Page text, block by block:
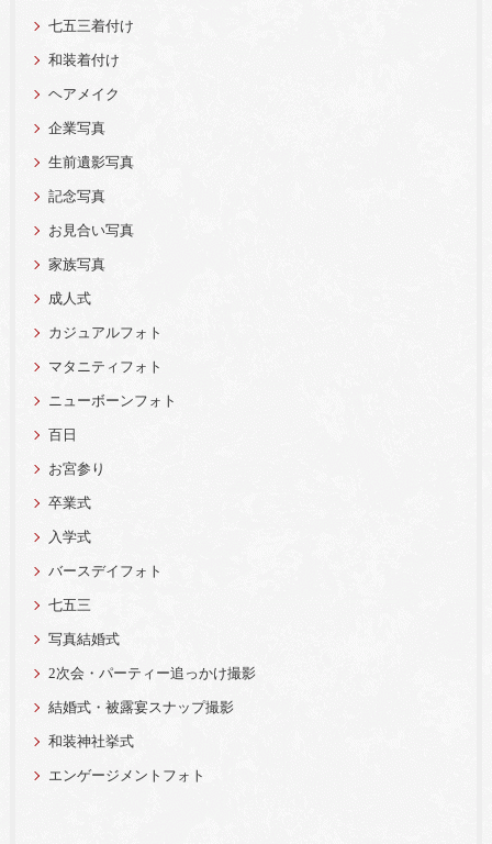
七五三着付け
和装着付け
ヘアメイク
企業写真
生前遺影写真
記念写真
お見合い写真
家族写真
成人式
カジュアルフォト
マタニティフォト
ニューボーンフォト
百日
お宮参り
卒業式
入学式
バースデイフォト
七五三
写真結婚式
2次会・パーティー追っかけ撮影
結婚式・被露宴スナップ撮影
和装神社挙式
エンゲージメントフォト